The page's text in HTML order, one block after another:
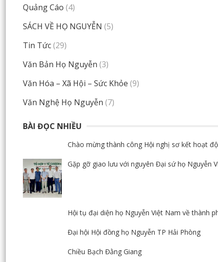
Quảng Cáo (4)
SÁCH VỀ HỌ NGUYỄN (5)
Tin Tức(29)
Văn Bản Họ Nguyễn (3)
Văn Hóa – Xã Hội – Sức Khỏe (9)
Văn Nghệ Họ Nguyễn (7)
BÀI ĐỌC NHIỀU
Chào mừng thành công Hội nghị sơ kết hoạt
Gặp gỡ giao lưu với nguyên Đại sứ họ Nguyễn
Hội tụ đại diện họ Nguyễn Việt Nam về thành
Đại hội Hội đồng họ Nguyễn TP Hải Phòng
Chiều Bạch Đằng Giang